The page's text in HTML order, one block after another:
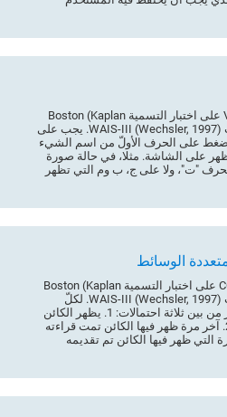
يعتمد اختبار الفك VIPER-NAM على اختبار التسمية Boston (Kaplan
et al., 1983) واختبار المفردات WAIS-III (Wechsler, 1997). يجب على
على الحرف الأولّ من اسم الشيء
على الشاشة. مثلا، في حالة صورة
"ت"، ولا على ج، ب وم التي تظهر
الوسائط
يعتمد اختبار التحديد COM-NAM على اختبار التسمية Boston (Kaplan
et al., 1983) واختبار المفردات WAIS-III (Wechsler, 1997). لكلّ
شيء يجب المستخدم أن يختار من بين ثلاثة احتمالات: 1. يظهر الكائن
في المهمة في المرة الأولى، 2. آخر مرة ظهر فيها الكائن تمت قراءته
الأخيرة التي ظهر فيها الكائن تم تقديمه